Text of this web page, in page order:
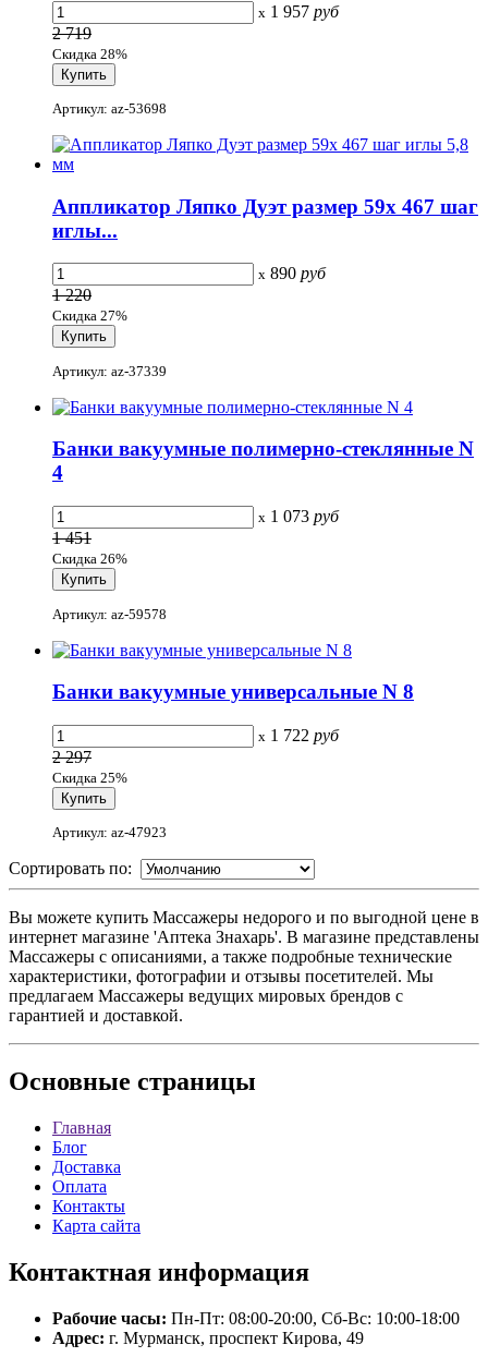
x 1 957 руб
2 719
Скидка 28%
Артикул: az-53698
Аппликатор Ляпко Дуэт размер 59х 467 шаг
иглы...
x 890 руб
1 220
Скидка 27%
Артикул: az-37339
Банки вакуумные полимерно-стеклянные N
4
x 1 073 руб
1 451
Скидка 26%
Артикул: az-59578
Банки вакуумные универсальные N 8
x 1 722 руб
2 297
Скидка 25%
Артикул: az-47923
Сортировать по:
Вы можете купить Массажеры недорого и по выгодной цене в
интернет магазине 'Аптека Знахарь'. В магазине представлены
Массажеры с описаниями, а также подробные технические
характеристики, фотографии и отзывы посетителей. Мы
предлагаем Массажеры ведущих мировых брендов с
гарантией и доставкой.
Основные страницы
Главная
Блог
Доставка
Оплата
Контакты
Карта сайта
Контактная информация
Рабочие часы: Пн-Пт: 08:00-20:00, Сб-Вс: 10:00-18:00
Адрес: г. Мурманск, проспект Кирова, 49